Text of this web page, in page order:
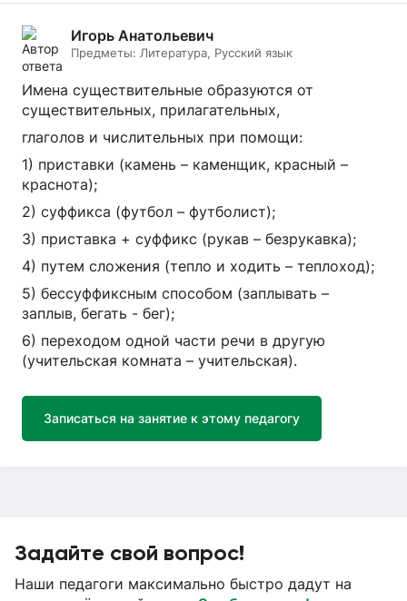
Игорь Анатольевич
Предметы: Литература, Русский язык
Имена существительные образуются от
существительных, прилагательных,
глаголов и числительных при помощи:
1) приставки (камень – каменщик, красный –
краснота);
2) суффикса (футбол – футболист);
3) приставка + суффикс (рукав – безрукавка);
4) путем сложения (тепло и ходить – теплоход);
5) бессуффиксным способом (заплывать –
заплыв, бегать - бег);
6) переходом одной части речи в другую
(учительская комната – учительская).
Записаться на занятие к этому педагогу
Задайте свой вопрос!
Наши педагоги максимально быстро дадут на